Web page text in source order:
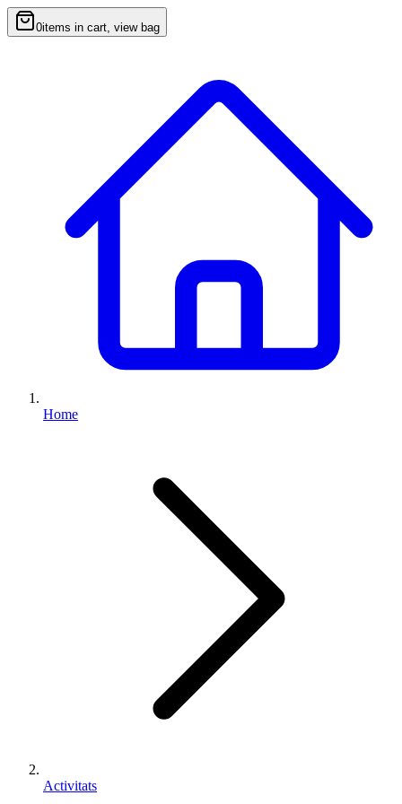
0items in cart, view bag
Home
Activitats